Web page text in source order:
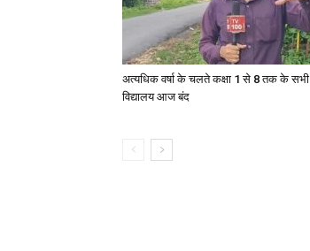
अत्यधिक वर्षा के चलते कक्षा 1 से 8 तक के सभी
विद्यालय आज बंद